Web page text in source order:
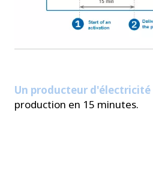
Un producteur d'électricité
production en 15 minutes.